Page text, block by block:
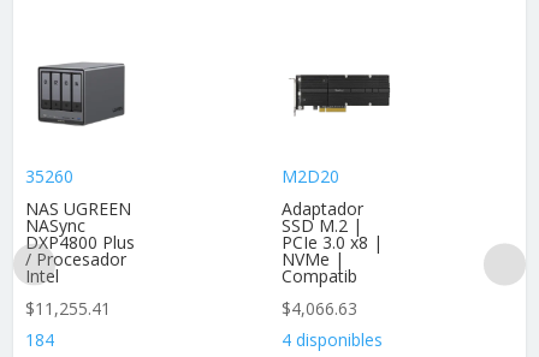
35260
NAS UGREEN
NASync
DXP4800 Plus
/ Procesador
Intel
$11,255.41
184
M2D20
Adaptador
SSD M.2 |
PCIe 3.0 x8 |
NVMe |
Compatib
$4,066.63
4 disponibles